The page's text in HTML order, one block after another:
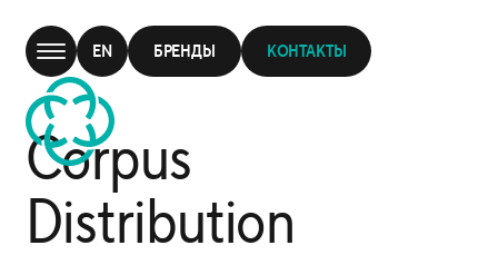
EN БРЕНДЫ КОНТАКТЫ
Corpus
Distribution